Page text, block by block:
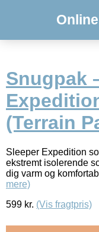
Snugpak
(Terrain
Sleeper Expedition
ekstremt isolerende
dig varm og
mere)
599 kr. (Vis fragtpris)